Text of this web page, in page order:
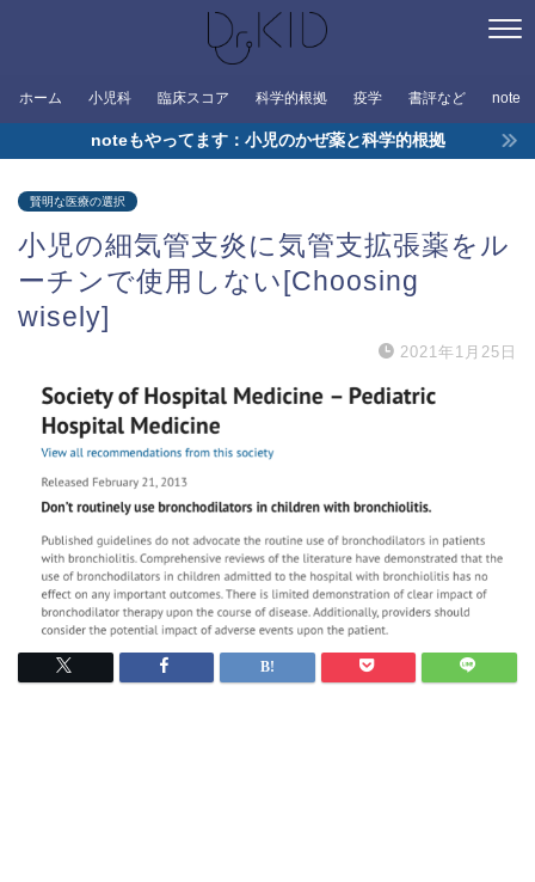
ホーム 小児科 臨床スコア 科学的根拠 疫学 書評など note
noteもやってます：小児のかぜ薬と科学的根拠
賢明な医療の選択
小児の細気管支炎に気管支拡張薬をル
ーチンで使用しない[Choosing
wisely]
2021年1月25日